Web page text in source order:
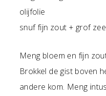
olijfolie
snuf fijn zout + grof
Meng bloem en fijn
Brokkel de gist boven
andere kom. Meng